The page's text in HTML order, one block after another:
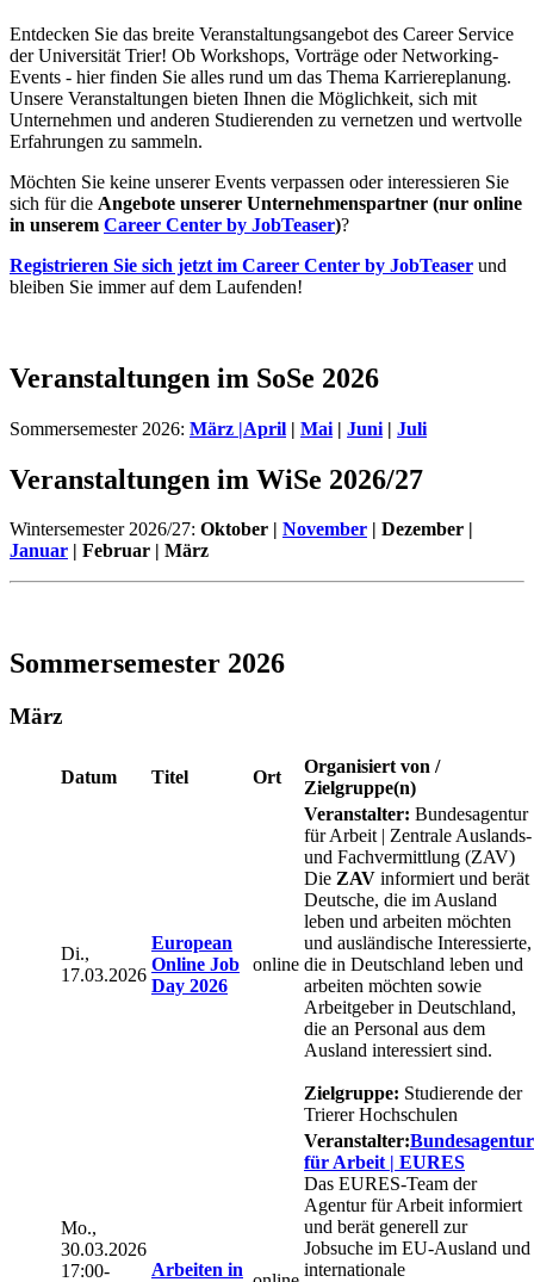
Entdecken Sie das breite Veranstaltungsangebot des Career Service
der Universität Trier! Ob Workshops, Vorträge oder Networking-
Events - hier finden Sie alles rund um das Thema Karriereplanung.
Unsere Veranstaltungen bieten Ihnen die Möglichkeit, sich mit
Unternehmen und anderen Studierenden zu vernetzen und wertvolle
Erfahrungen zu sammeln.
Möchten Sie keine unserer Events verpassen oder interessieren Sie
sich für die Angebote unserer Unternehmenspartner (nur online
in unserem Career Center by JobTeaser)?
Registrieren Sie sich jetzt im Career Center by JobTeaser und
bleiben Sie immer auf dem Laufenden!
Veranstaltungen im SoSe 2026
Sommersemester 2026: März |April | Mai | Juni | Juli
Veranstaltungen im WiSe 2026/27
Wintersemester 2026/27: Oktober | November | Dezember |
Januar | Februar | März
Sommersemester 2026
März
Datum Titel Ort
Organisiert von /
Zielgruppe(n)
Di.,
17.03.2026
European
Online Job
Day 2026
online
Veranstalter: Bundesagentur
für Arbeit | Zentrale Auslands-
und Fachvermittlung (ZAV)
Die ZAV informiert und berät
Deutsche, die im Ausland
leben und arbeiten möchten
und ausländische Interessierte,
die in Deutschland leben und
arbeiten möchten sowie
Arbeitgeber in Deutschland,
die an Personal aus dem
Ausland interessiert sind.
Zielgruppe: Studierende der
Trierer Hochschulen
Mo.,
30.03.2026
17:00-
Arbeiten in
Veranstalter:Bundesagentur
für Arbeit | EURES
Das EURES-Team der
Agentur für Arbeit informiert
und berät generell zur
Jobsuche im EU-Ausland und
internationale